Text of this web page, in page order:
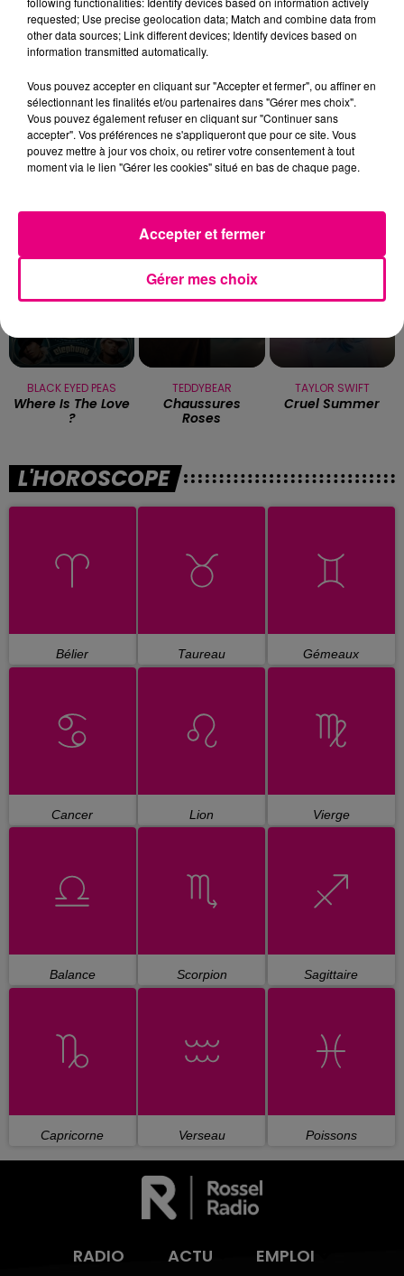
Toulouse : circulation perturbée dans le
secteur François Verdier...
TITRES DIFFUSÉS
BLACK EYED PEAS
Where Is The Love
?
TEDDYBEAR
Chaussures
Roses
TAYLOR SWIFT
Cruel Summer
L'HOROSCOPE
Bélier Taureau Gémeaux
Cancer Lion Vierge
Balance Scorpion Sagittaire
Capricorne Verseau Poissons
RADIO ACTU EMPLOI
requested; Use precise geolocation data; Match and combine data from
other data sources; Link different devices; Identify devices based on
information transmitted automatically.
Vous pouvez accepter en cliquant sur "Accepter et fermer", ou affiner en
sélectionnant les finalités et/ou partenaires dans "Gérer mes choix".
Vous pouvez également refuser en cliquant sur "Continuer sans
accepter". Vos préférences ne s'appliqueront que pour ce site. Vous
pouvez mettre à jour vos choix, ou retirer votre consentement à tout
moment via le lien "Gérer les cookies" situé en bas de chaque page.
Gérer mes choix
Accepter et fermer